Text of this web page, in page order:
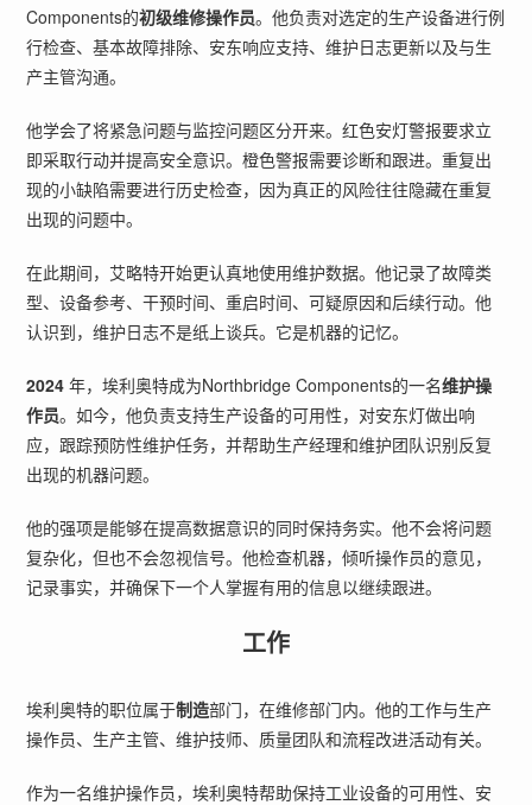
Components的初级维修操作员。他负责对选定的生产设备进行例
行检查、基本故障排除、安东响应支持、维护日志更新以及与生
产主管沟通。
他学会了将紧急问题与监控问题区分开来。红色安灯警报要求立
即采取行动并提高安全意识。橙色警报需要诊断和跟进。重复出
现的小缺陷需要进行历史检查，因为真正的风险往往隐藏在重复
出现的问题中。
在此期间，艾略特开始更认真地使用维护数据。他记录了故障类
型、设备参考、干预时间、重启时间、可疑原因和后续行动。他
认识到，维护日志不是纸上谈兵。它是机器的记忆。
2024 年，埃利奥特成为Northbridge Components的一名维护操
作员。如今，他负责支持生产设备的可用性，对安东灯做出响
应，跟踪预防性维护任务，并帮助生产经理和维护团队识别反复
出现的机器问题。
他的强项是能够在提高数据意识的同时保持务实。他不会将问题
复杂化，但也不会忽视信号。他检查机器，倾听操作员的意见，
记录事实，并确保下一个人掌握有用的信息以继续跟进。
工作
埃利奥特的职位属于制造部门，在维修部门内。他的工作与生产
操作员、生产主管、维护技师、质量团队和流程改进活动有关。
作为一名维护操作员，埃利奥特帮助保持工业设备的可用性、安